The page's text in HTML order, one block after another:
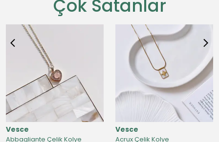
Çok Satanlar
Vesce
Abbagliante Çelik Kolye
Vesce
Acrux Çelik Kolye